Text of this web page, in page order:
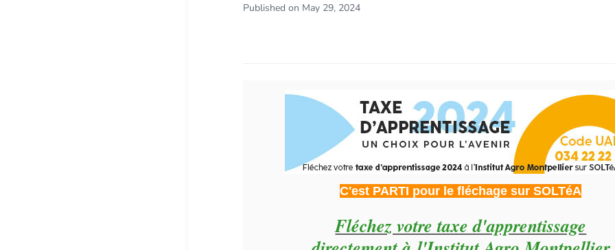
Published on May 29, 2024
C'est PARTI pour le fléchage sur SOLTéA
Fléchez votre taxe d'apprentissage